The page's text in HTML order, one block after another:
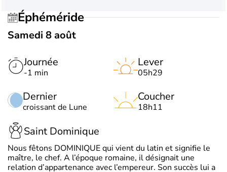
Éphéméride
Samedi 8 août
Journée
-1 min
Dernier
croissant de Lune
Lever
05h29
Coucher
18h11
Saint Dominique
Nous fêtons DOMINIQUE qui vient du latin et signifie le
maître, le chef. A l’époque romaine, il désignait une
relation d’appartenance avec l’empereur. Son succès lui a